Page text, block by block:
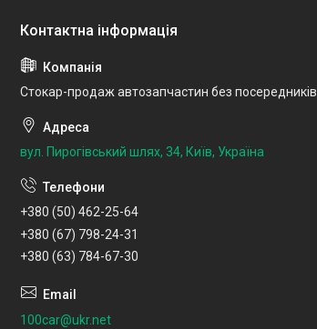
Стокар-продаж автозапчастин без посередників
вул. Пирогівський шлях, 34, Київ, Україна
+380 (50) 462-25-64
+380 (67) 798-24-31
+380 (63) 784-67-30
100car@ukr.net